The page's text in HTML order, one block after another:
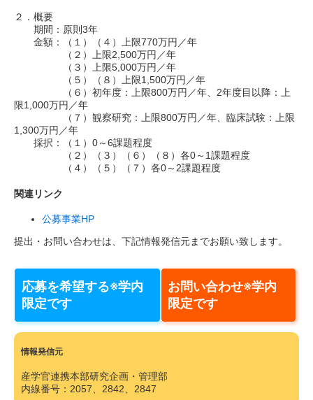
２．概要
期間：原則3年
金額：（１）（４）上限770万円／年
（２）上限2,500万円／年
（３）上限5,000万円／年
（５）（８）上限1,500万円／年
（６）初年度：上限800万円／年、2年度目以降：上
限1,000万円／年
（７）観察研究：上限800万円／年、臨床試験：上限
1,300万円／年
採択：（１）0～6課題程度
（２）（３）（６）（８）各0～1課題程度
（４）（５）（７）各0～2課題程度
関連リンク
公募事業HP
提出・お問い合わせは、下記情報発信元までお願い致します。
応募を希望する※学内
限定です
お問い合わせ※学内
限定です
情報発信元
産学官連携本部研究企画・管理部
内線番号：2057、2842、2847